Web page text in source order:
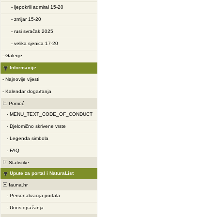
- ljepokrili admiral 15-20
- zmijar 15-20
- rusi svračak 2025
- velika sjenica 17-20
- Galerije
Informacije
- Najnovije vijesti
- Kalendar događanja
Pomoć
- MENU_TEXT_CODE_OF_CONDUCT
- Djelomično skrivene vrste
- Legenda simbola
- FAQ
Statistike
Upute za portal i NaturaList
fauna.hr
- Personalizacija portala
- Unos opažanja